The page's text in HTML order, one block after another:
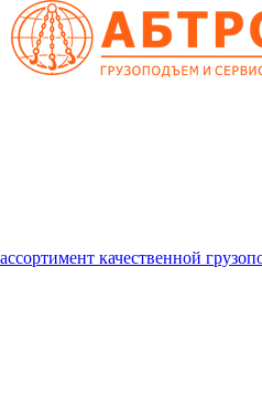
ассортимент качественной